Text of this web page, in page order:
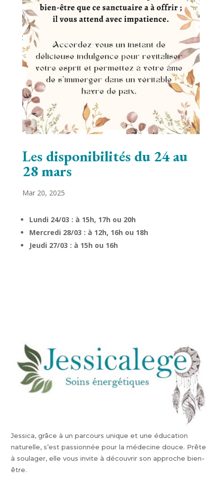
Les disponibilités du 24 au
28 mars
Mar 20, 2025
Lundi 24/03 : à 15h, 17h ou 20h
Mercredi 28/03 : à 12h, 16h ou 18h
Jeudi 27/03 : à 15h ou 16h
Jessica, grâce à un parcours unique et une éducation
naturelle, s’est passionnée pour la médecine douce. Prête
à soulager, elle vous invite à découvrir son approche bien-
être.